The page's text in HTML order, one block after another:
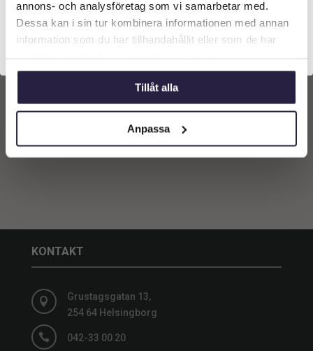
annons- och analysföretag som vi samarbetar med.
Dessa kan i sin tur kombinera informationen med annan
information som du har tillhandahållit eller som de har
Tillåt alla
Anpassa
Ø17x41cm
Lägg till i
KONTAKT

Grustagsgatan 13,
254 64 Helsingborg
 042-33 00 20
Företagskund (exkl. moms)
Privatkund (inkl. moms)